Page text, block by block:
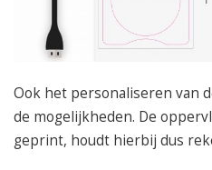
Ook het personaliseren van
de mogelijkheden. De
geprint, houdt hierbij dus